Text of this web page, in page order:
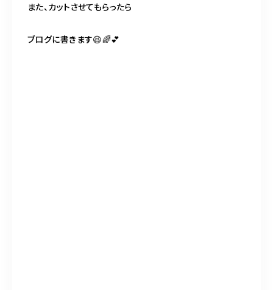
また、カットさせてもらったら
ブログに書きます😆🌈💕